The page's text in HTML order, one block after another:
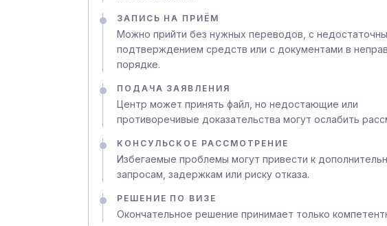
ЗАПИСЬ НА ПРИЁМ
Можно прийти без нужных переводов, с
подтверждением средств или с документами в
порядке.
ПОДАЧА ЗАЯВЛЕНИЯ
Центр может принять файл, но недостающие или
противоречивые доказательства могут ослабить
КОНСУЛЬСКОЕ РАССМОТРЕНИЕ
Избегаемые проблемы могут привести к
запросам, задержкам или риску отказа.
РЕШЕНИЕ ПО ВИЗЕ
Окончательное решение принимает только